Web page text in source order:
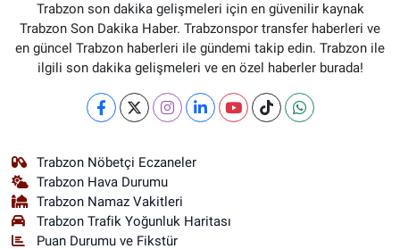
Trabzon son dakika gelişmeleri için en güvenilir kaynak
Trabzon Son Dakika Haber. Trabzonspor transfer haberleri ve
en güncel Trabzon haberleri ile gündemi takip edin. Trabzon ile
ilgili son dakika gelişmeleri ve en özel haberler burada!
Trabzon Nöbetçi Eczaneler
Trabzon Hava Durumu
Trabzon Namaz Vakitleri
Trabzon Trafik Yoğunluk Haritası
Puan Durumu ve Fikstür